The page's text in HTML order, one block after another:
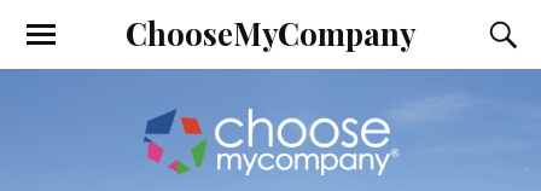
ChooseMyCompany